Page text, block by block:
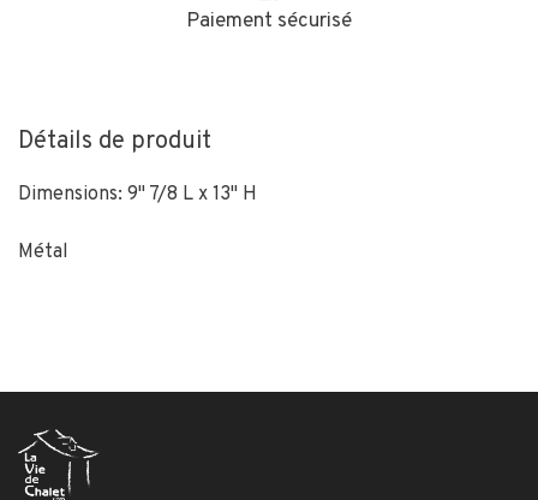
Paiement sécurisé
Détails de produit
Dimensions: 9" 7/8 L x 13" H
Métal